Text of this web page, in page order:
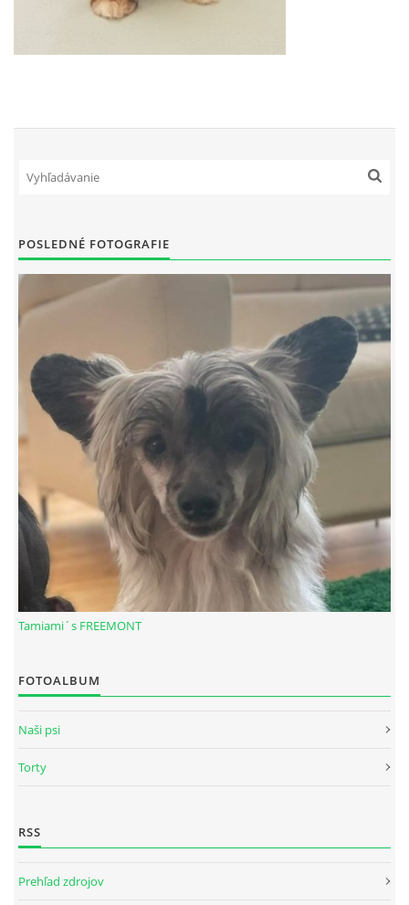
POSLEDNÉ FOTOGRAFIE
Tamiami´s FREEMONT
FOTOALBUM
Naši psi
Torty
RSS
Prehľad zdrojov